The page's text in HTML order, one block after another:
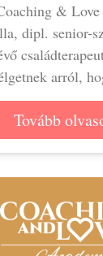
& Love
dipl. senior-
arról,
Tovább